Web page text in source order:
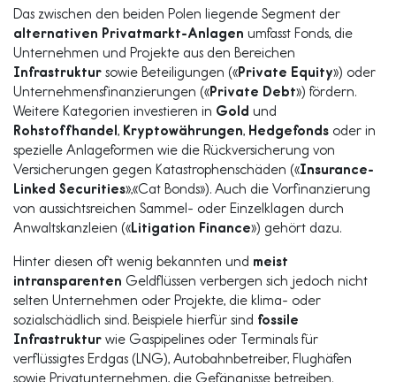
Das zwischen den beiden Polen liegende Segment der
alternativen Privatmarkt-Anlagen umfasst Fonds, die
Unternehmen und Projekte aus den Bereichen
Infrastruktur sowie Beteiligungen («Private Equity») oder
Unternehmensfinanzierungen («Private Debt») fördern.
Weitere Kategorien investieren in Gold und
Rohstoffhandel, Kryptowährungen, Hedgefonds oder in
spezielle Anlageformen wie die Rückversicherung von
Versicherungen gegen Katastrophenschäden («Insurance-
Linked Securities»,«Cat Bonds»). Auch die Vorfinanzierung
von aussichtsreichen Sammel- oder Einzelklagen durch
Anwaltskanzleien («Litigation Finance») gehört dazu.
Hinter diesen oft wenig bekannten und meist
intransparenten Geldflüssen verbergen sich jedoch nicht
selten Unternehmen oder Projekte, die klima- oder
sozialschädlich sind. Beispiele hierfür sind fossile
Infrastruktur wie Gaspipelines oder Terminals für
verflüssigtes Erdgas (LNG), Autobahnbetreiber, Flughäfen
sowie Privatunternehmen, die Gefängnisse betreiben.